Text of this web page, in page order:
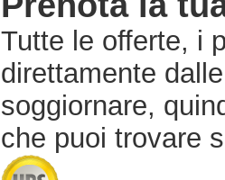
Tutte le offerte, i
direttamente
soggiornare,
che puoi trovare